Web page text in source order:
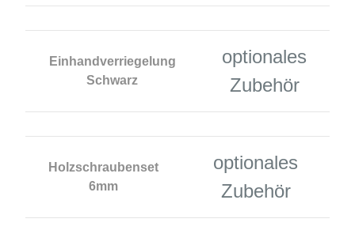
Einhandverriegelung
Schwarz
optionales
Zubehör
Holzschraubenset
6mm
optionales
Zubehör